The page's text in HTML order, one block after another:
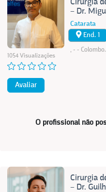
1054 Visualizações
Avaliar
Cirurgia
– Dr.
Catarata
End. 1
, - -
O profissional não
Cirurgia
– Dr.